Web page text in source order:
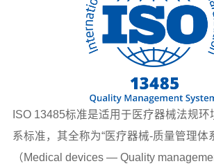
ISO 13485标准是适用于医疗器械法规
系标准，其全称为“医疗器械-质量管理体
（Medical devices — Quality